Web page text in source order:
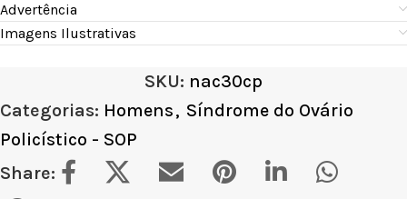
Advertência
Imagens Ilustrativas
SKU: nac30cp
Categorias: Homens, Síndrome do Ovário
Policístico - SOP
Share: